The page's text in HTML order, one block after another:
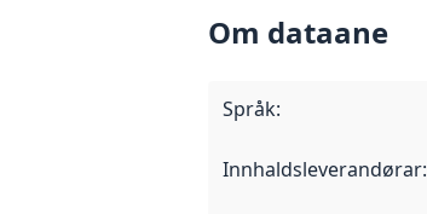
Om dataane
Språk:
Innhaldsleverandørar: